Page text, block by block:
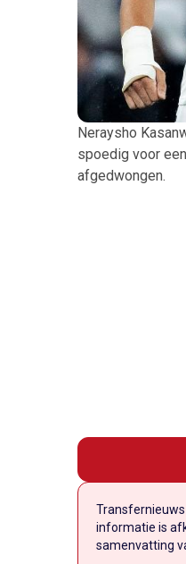
Neraysho
spoedig voor
afgedwongen.
informatie is
samenvatting